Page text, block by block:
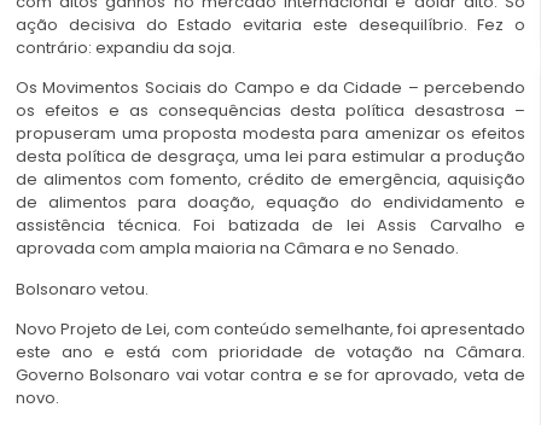
ação decisiva do Estado evitaria este desequilíbrio. Fez o
contrário: expandiu da soja.
Os Movimentos Sociais do Campo e da Cidade – percebendo
os efeitos e as consequências desta política desastrosa –
propuseram uma proposta modesta para amenizar os efeitos
desta política de desgraça, uma lei para estimular a produção
de alimentos com fomento, crédito de emergência, aquisição
de alimentos para doação, equação do endividamento e
assistência técnica. Foi batizada de lei Assis Carvalho e
aprovada com ampla maioria na Câmara e no Senado.
Bolsonaro vetou.
Novo Projeto de Lei, com conteúdo semelhante, foi apresentado
este ano e está com prioridade de votação na Câmara.
Governo Bolsonaro vai votar contra e se for aprovado, veta de
novo.